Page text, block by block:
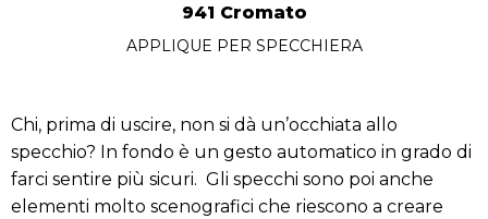
941 Cromato
APPLIQUE PER SPECCHIERA
Chi, prima di uscire, non si dà un’occhiata allo
specchio? In fondo è un gesto automatico in grado di
farci sentire più sicuri. Gli specchi sono poi anche
elementi molto scenografici che riescono a creare